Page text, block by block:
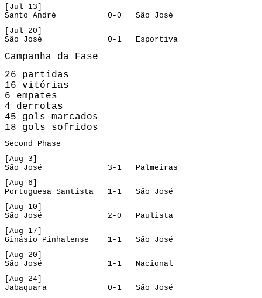
[Jul 13]
Santo André           0-0   São José
[Jul 20]
São José              0-1   Esportiva
Campanha da Fase
26 partidas
16 vitórias
6 empates
4 derrotas
45 gols marcados
Second Phase
[Aug 3]
São José              3-1   Palmeiras
[Aug 6]
Portuguesa Santista   1-1   São José
[Aug 10]
São José              2-0   Paulista
[Aug 17]
Ginásio Pinhalense    1-1   São José
[Aug 20]
São José              1-1   Nacional
[Aug 24]
Jabaquara             0-1   São José